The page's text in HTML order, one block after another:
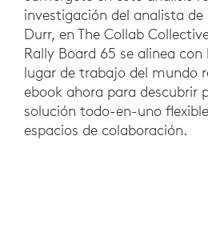
investigación del analista
Durr, en The Collab
Rally Board 65 se alinea con
lugar de trabajo del mundo
ebook ahora para descubrir
solución todo-en-uno
espacios de colaboración.